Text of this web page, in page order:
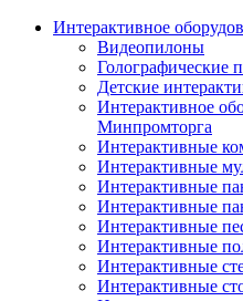
Интерактивное
Видеопилоны
Голографические
Детские
Интерактивное
Минпромторга
Интерактивные
Интерактивные
Интерактивные
Интерактивные
Интерактивные
Интерактивные
Интерактивные
Интерактивные